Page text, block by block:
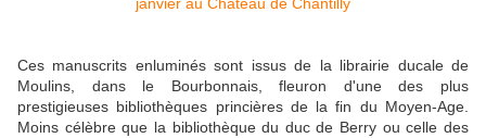
Ces manuscrits enluminés sont issus de la librairie ducale de
Moulins, dans le Bourbonnais, fleuron d'une des plus
prestigieuses bibliothèques princières de la fin du Moyen-Age.
Moins célèbre que la bibliothèque du duc de Berry ou celle des